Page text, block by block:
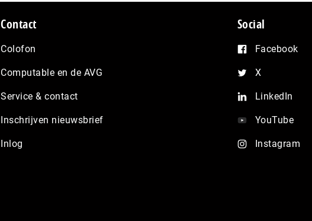
Contact
Colofon
Computable en de AVG
Service & contact
Inschrijven nieuwsbrief
Inlog
Social
Facebook
X
LinkedIn
YouTube
Instagram